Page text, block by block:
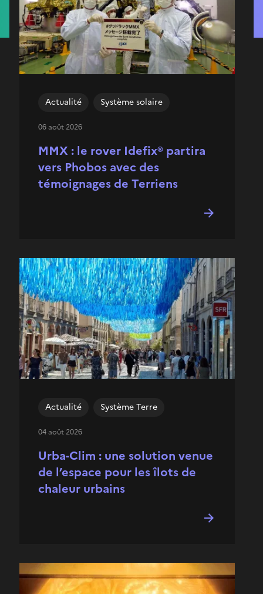
MMX : le rover Idefix® partira
vers Phobos avec des
témoignages de Terriens
Actualité Système solaire
06 août 2026
Urba-Clim : une solution venue
de l’espace pour les îlots de
chaleur urbains
Actualité Système Terre
04 août 2026